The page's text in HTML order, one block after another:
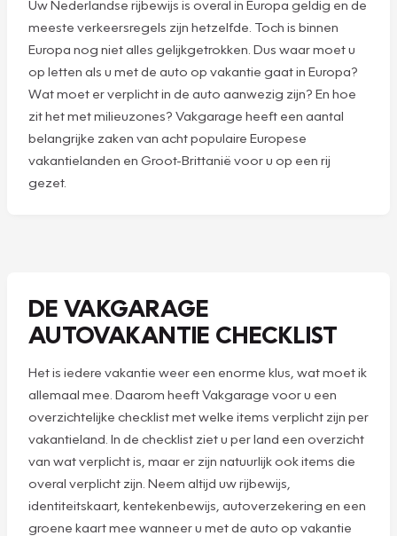
Uw Nederlandse rijbewijs is overal in Europa geldig en de
meeste verkeersregels zijn hetzelfde. Toch is binnen
Europa nog niet alles gelijkgetrokken. Dus waar moet u
op letten als u met de auto op vakantie gaat in Europa?
Wat moet er verplicht in de auto aanwezig zijn? En hoe
zit het met milieuzones? Vakgarage heeft een aantal
belangrijke zaken van acht populaire Europese
vakantielanden en Groot-Brittanië voor u op een rij
gezet.
DE VAKGARAGE
AUTOVAKANTIE CHECKLIST
Het is iedere vakantie weer een enorme klus, wat moet ik
allemaal mee. Daarom heeft Vakgarage voor u een
overzichtelijke checklist met welke items verplicht zijn per
vakantieland. In de checklist ziet u per land een overzicht
van wat verplicht is, maar er zijn natuurlijk ook items die
overal verplicht zijn. Neem altijd uw rijbewijs,
identiteitskaart, kentekenbewijs, autoverzekering en een
groene kaart mee wanneer u met de auto op vakantie